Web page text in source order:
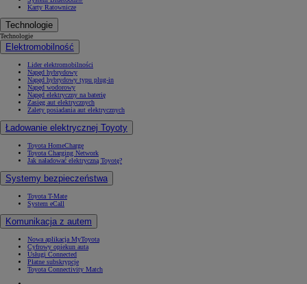
Karty Ratownicze
Technologie
Technologie
Elektromobilność
Lider elektromobilności
Napęd hybrydowy
Napęd hybrydowy typu plug-in
Napęd wodorowy
Napęd elektryczny na baterię
Zasięg aut elektrycznych
Zalety posiadania aut elektrycznych
Ładowanie elektrycznej Toyoty
Toyota HomeCharge
Toyota Charging Network
Jak naładować elektryczną Toyotę?
Systemy bezpieczeństwa
Toyota T-Mate
System eCall
Komunikacja z autem
Nowa aplikacja MyToyota
Cyfrowy opiekun auta
Usługi Connected
Płatne subskrypcje
Toyota Connectivity Match